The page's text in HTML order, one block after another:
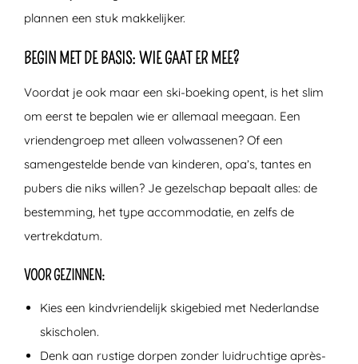
plannen een stuk makkelijker.
BEGIN MET DE BASIS: WIE GAAT ER MEE?
Voordat je ook maar een ski-boeking opent, is het slim
om eerst te bepalen wie er allemaal meegaan. Een
vriendengroep met alleen volwassenen? Of een
samengestelde bende van kinderen, opa’s, tantes en
pubers die niks willen? Je gezelschap bepaalt alles: de
bestemming, het type accommodatie, en zelfs de
vertrekdatum.
VOOR GEZINNEN:
Kies een kindvriendelijk skigebied met Nederlandse
skischolen.
Denk aan rustige dorpen zonder luidruchtige après-